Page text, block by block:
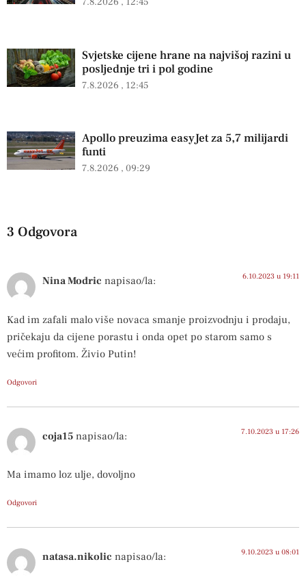
Svjetske cijene hrane na najvišoj razini u
posljednje tri i pol godine
7.8.2026 12:45
Apollo preuzima easyJet za 5,7 milijardi
funti
7.8.2026 09:29
3 Odgovora
Nina Modric napisao/la: 6.10.2023 u 19:11
Kad im zafali malo više novaca smanje proizvodnju i prodaju,
pričekaju da cijene porastu i onda opet po starom samo s
većim profitom. Živio Putin!
Odgovori
coja15 napisao/la: 7.10.2023 u 17:26
Ma imamo loz ulje, dovoljno
Odgovori
natasa.nikolic napisao/la: 9.10.2023 u 08:01